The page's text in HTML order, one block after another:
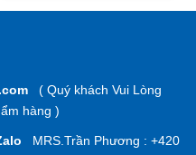
( Quý khách Vui Lòng
hàng )
MRS.Trần Phương : +420